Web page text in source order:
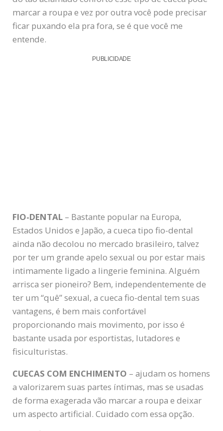
marcar a roupa e vez por outra você pode precisar
ficar puxando ela pra fora, se é que você me
entende.
PUBLICIDADE
FIO-DENTAL – Bastante popular na Europa,
Estados Unidos e Japão, a cueca tipo fio-dental
ainda não decolou no mercado brasileiro, talvez
por ter um grande apelo sexual ou por estar mais
intimamente ligado a lingerie feminina. Alguém
arrisca ser pioneiro? Bem, independentemente de
ter um “quê” sexual, a cueca fio-dental tem suas
vantagens, é bem mais confortável
proporcionando mais movimento, por isso é
bastante usada por esportistas, lutadores e
fisiculturistas.
CUECAS COM ENCHIMENTO – ajudam os homens
a valorizarem suas partes íntimas, mas se usadas
de forma exagerada vão marcar a roupa e deixar
um aspecto artificial. Cuidado com essa opção.